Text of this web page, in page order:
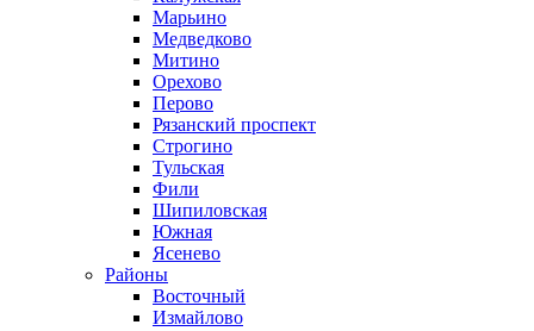
Марьино
Медведково
Митино
Орехово
Перово
Рязанский проспект
Строгино
Тульская
Фили
Шипиловская
Южная
Ясенево
Районы
Восточный
Измайлово